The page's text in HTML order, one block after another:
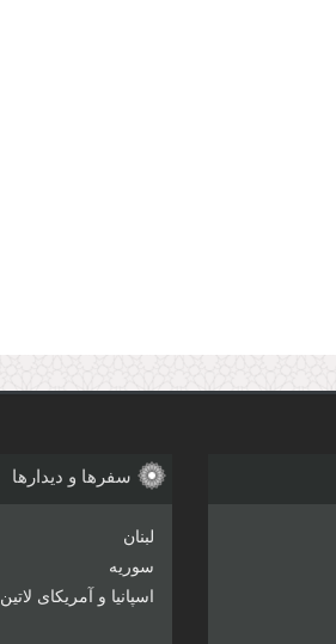
سفرها و دیدارها
لبنان
سوریه
اسپانیا و آمریکای لاتین